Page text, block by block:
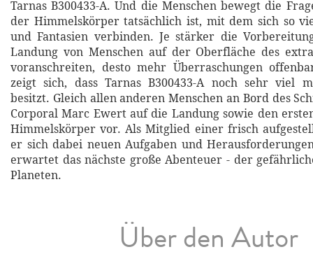
Tarnas B300433-A. Und die Menschen bewegt die
der Himmelskörper tatsächlich ist, mit dem sich so
und Fantasien verbinden. Je stärker die
Landung von Menschen auf der Oberfläche des
voranschreiten, desto mehr Überraschungen
zeigt sich, dass Tarnas B300433-A noch sehr viel
besitzt. Gleich allen anderen Menschen an Bord des
Corporal Marc Ewert auf die Landung sowie den
Himmelskörper vor. Als Mitglied einer frisch
er sich dabei neuen Aufgaben und
erwartet das nächste große Abenteuer - der
Planeten.
Über den Autor